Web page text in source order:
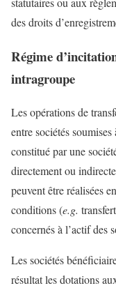
des droits
Régime
intragroupe
Les opérations de
entre sociétés
constitué par une
directement ou
peuvent être réalisées
conditions (e.g.
concernés à l’actif des
Les sociétés
résultat les dotations